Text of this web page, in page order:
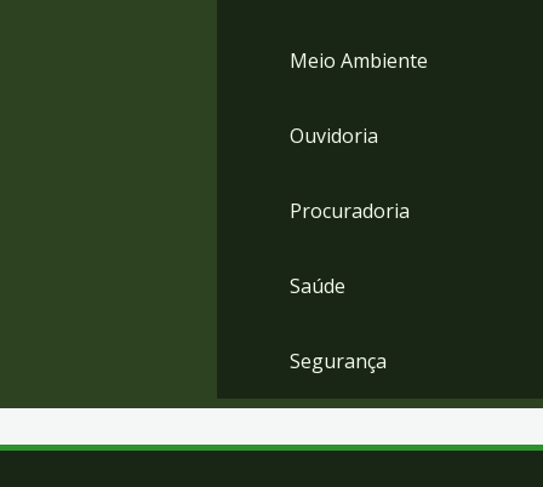
Meio Ambiente
Ouvidoria
Procuradoria
Saúde
Segurança